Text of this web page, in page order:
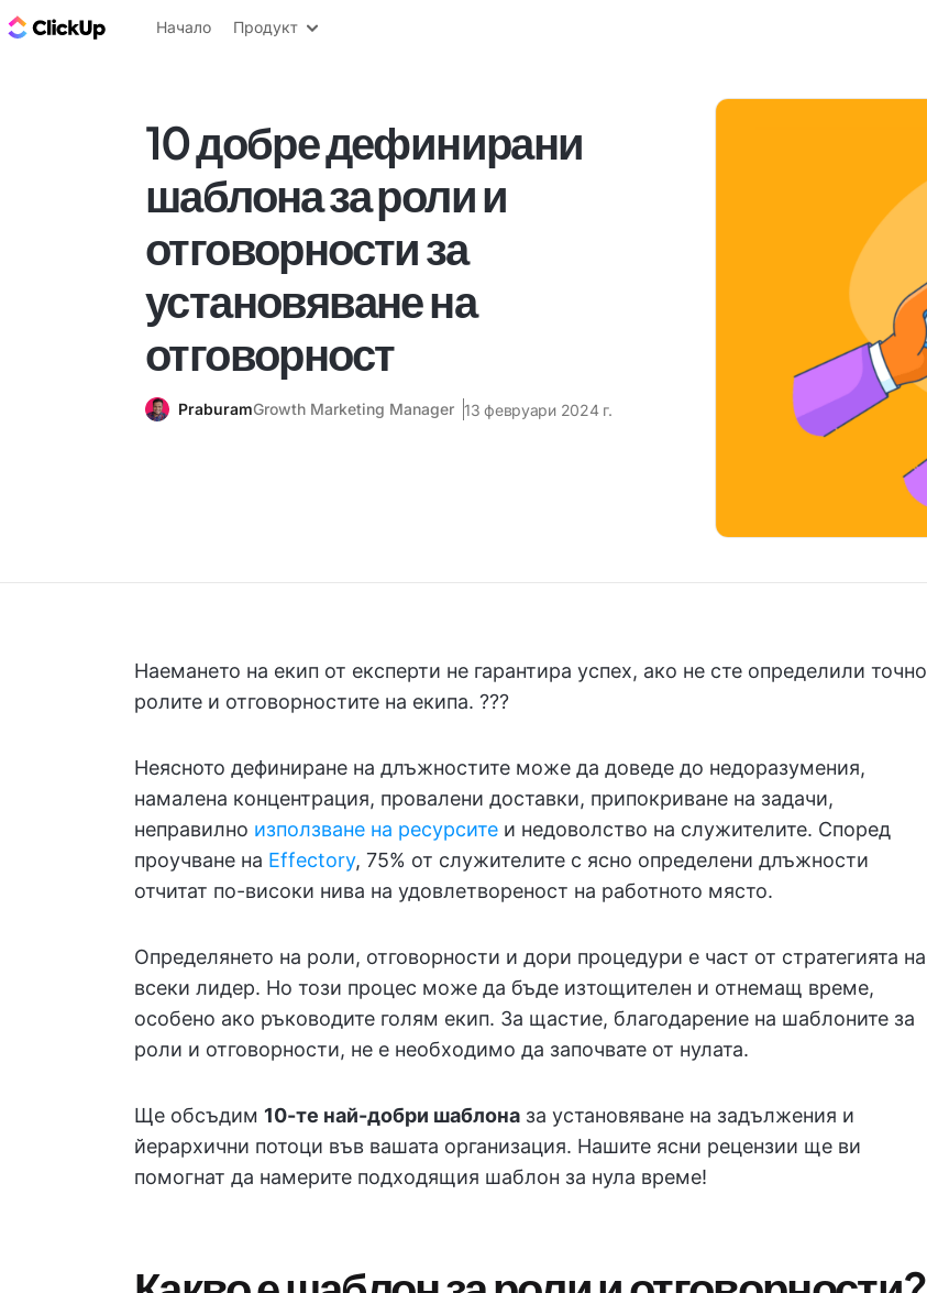
ClickUp блог
Начало Продукт
10 добре дефинирани
шаблона за роли и
отговорности за
установяване на
отговорност
PraburamGrowth Marketing Manager 13 февруари 2024 г.
Наемането на екип от експерти не гарантира успех, ако не сте определили точно
ролите и отговорностите на екипа. ?‍?‍?
Неясното дефиниране на длъжностите може да доведе до недоразумения,
намалена концентрация, провалени доставки, припокриване на задачи,
неправилно използване на ресурсите и недоволство на служителите. Според
проучване на Effectory, 75% от служителите с ясно определени длъжности
отчитат по-високи нива на удовлетвореност на работното място.
Определянето на роли, отговорности и дори процедури е част от стратегията на
всеки лидер. Но този процес може да бъде изтощителен и отнемащ време,
особено ако ръководите голям екип. За щастие, благодарение на шаблоните за
роли и отговорности, не е необходимо да започвате от нулата.
Ще обсъдим 10-те най-добри шаблона за установяване на задължения и
йерархични потоци във вашата организация. Нашите ясни рецензии ще ви
помогнат да намерите подходящия шаблон за нула време!